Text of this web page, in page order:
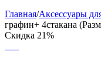
Главная/Аксессуары
графин+ 4стакана
Скидка 21%